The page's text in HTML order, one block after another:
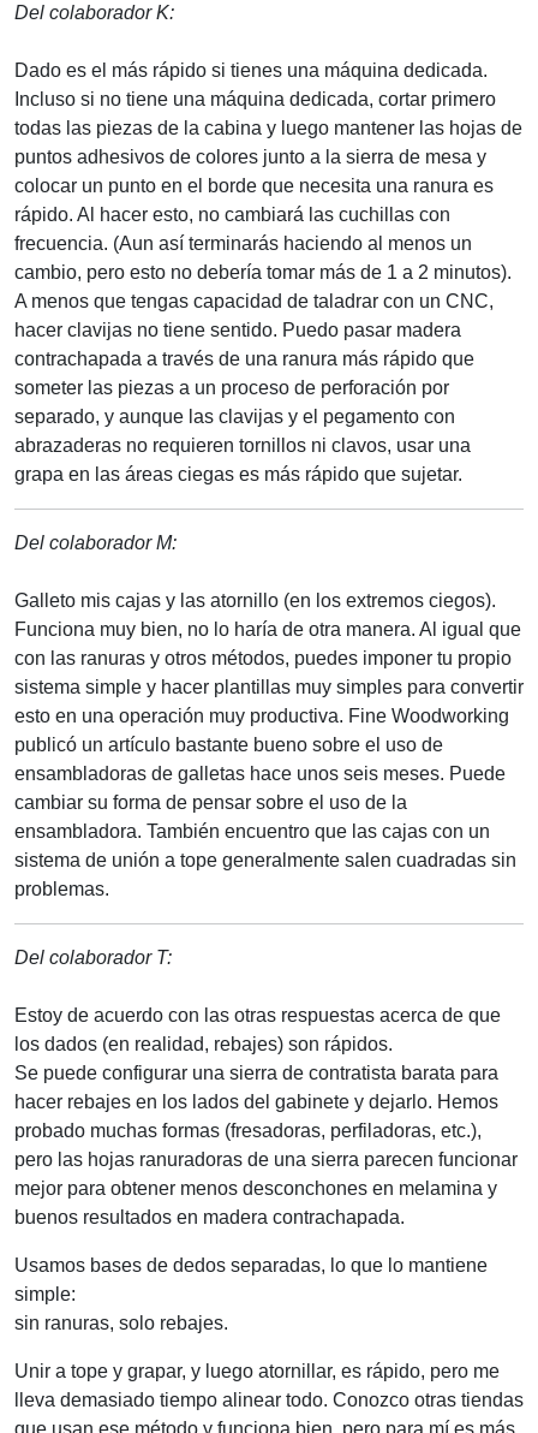
Del colaborador K:
Dado es el más rápido si tienes una máquina dedicada.
Incluso si no tiene una máquina dedicada, cortar primero
todas las piezas de la cabina y luego mantener las hojas de
puntos adhesivos de colores junto a la sierra de mesa y
colocar un punto en el borde que necesita una ranura es
rápido. Al hacer esto, no cambiará las cuchillas con
frecuencia. (Aun así terminarás haciendo al menos un
cambio, pero esto no debería tomar más de 1 a 2 minutos).
A menos que tengas capacidad de taladrar con un CNC,
hacer clavijas no tiene sentido. Puedo pasar madera
contrachapada a través de una ranura más rápido que
someter las piezas a un proceso de perforación por
separado, y aunque las clavijas y el pegamento con
abrazaderas no requieren tornillos ni clavos, usar una
grapa en las áreas ciegas es más rápido que sujetar.
Del colaborador M:
Galleto mis cajas y las atornillo (en los extremos ciegos).
Funciona muy bien, no lo haría de otra manera. Al igual que
con las ranuras y otros métodos, puedes imponer tu propio
sistema simple y hacer plantillas muy simples para convertir
esto en una operación muy productiva. Fine Woodworking
publicó un artículo bastante bueno sobre el uso de
ensambladoras de galletas hace unos seis meses. Puede
cambiar su forma de pensar sobre el uso de la
ensambladora. También encuentro que las cajas con un
sistema de unión a tope generalmente salen cuadradas sin
problemas.
Del colaborador T:
Estoy de acuerdo con las otras respuestas acerca de que
los dados (en realidad, rebajes) son rápidos.
Se puede configurar una sierra de contratista barata para
hacer rebajes en los lados del gabinete y dejarlo. Hemos
probado muchas formas (fresadoras, perfiladoras, etc.),
pero las hojas ranuradoras de una sierra parecen funcionar
mejor para obtener menos desconchones en melamina y
buenos resultados en madera contrachapada.
Usamos bases de dedos separadas, lo que lo mantiene
simple:
sin ranuras, solo rebajes.
Unir a tope y grapar, y luego atornillar, es rápido, pero me
lleva demasiado tiempo alinear todo. Conozco otras tiendas
que usan ese método y funciona bien, pero para mí es más